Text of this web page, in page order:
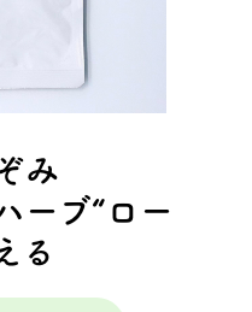
み
ーブ“ロー
る